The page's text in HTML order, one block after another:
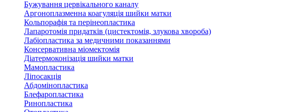
Бужування цервікального каналу
Аргоноплазменна коагуляція шийки матки
Кольпорафія та перінеопластика
Лапаротомія придатків (цистектомія, злукова хвороба)
Лабіопластика за медичними показаннями
Консервативна міомектомія
Діатермоконізація шийки матки
Мамопластика
Ліпосакція
Абдомінопластика
Блефаропластика
Ринопластика